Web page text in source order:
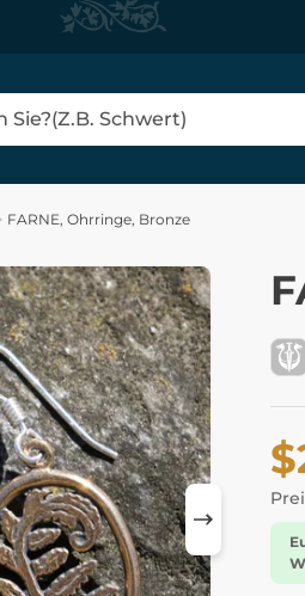
FARNE, Ohrringe, Bronze